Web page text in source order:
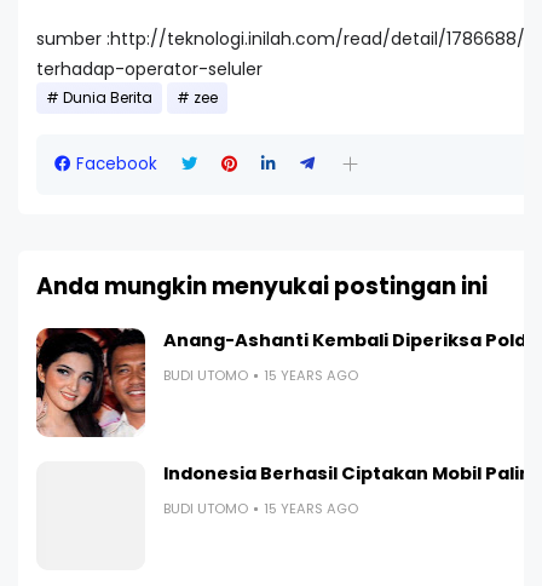
sumber :http://teknologi.inilah.com/read/detail/1786688/
terhadap-operator-seluler
Dunia Berita zee
Facebook
Anda mungkin menyukai postingan ini
Anang-Ashanti Kembali Diperiksa
BUDI UTOMO 15 YEARS AGO
Indonesia Berhasil Ciptakan Mobil
BUDI UTOMO 15 YEARS AGO